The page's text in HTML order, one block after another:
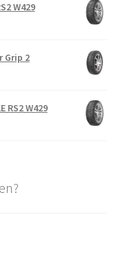
W429
Grip 2
RS2 W429